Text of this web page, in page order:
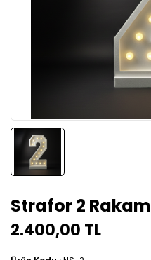
Strafor 2 Rakam
2.400,00 TL